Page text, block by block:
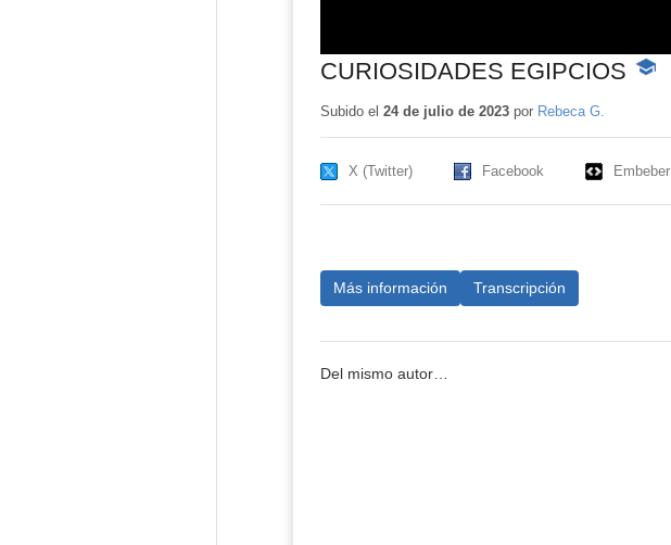
CURIOSIDADES EGIPCIOS
-
Subido el 24 de julio de 2023por Rebeca G.
X (Twitter) Facebook Embeber
Más información Transcripción
Del mismo autor…